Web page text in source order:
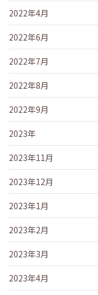
2022年4月
2022年6月
2022年7月
2022年8月
2022年9月
2023年
2023年11月
2023年12月
2023年1月
2023年2月
2023年3月
2023年4月